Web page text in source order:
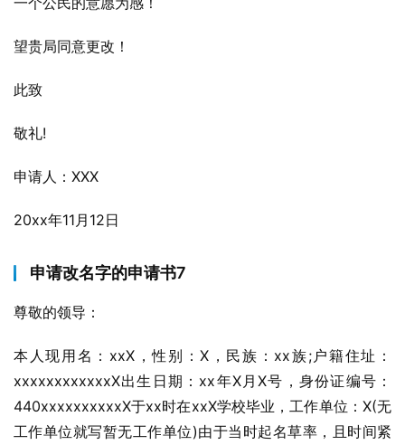
望贵局同意更改！
此致
敬礼!
申请人：XXX
20xx年11月12日
申请改名字的申请书7
尊敬的领导：
本人现用名：xxX，性别：X，民族：xx族;户籍住址：
xxxxxxxxxxxxX出生日期：xx年X月X号，身份证编号：
440xxxxxxxxxxX于xx时在xxX学校毕业，工作单位：X(无
工作单位就写暂无工作单位)由于当时起名草率，且时间紧